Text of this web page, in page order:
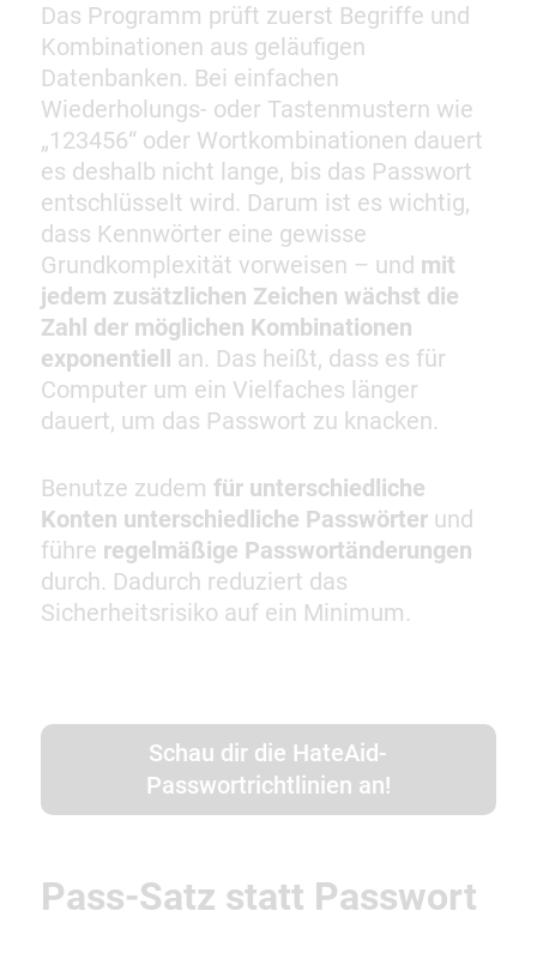
Das Programm prüft zuerst Begriffe und
Kombinationen aus geläufigen
Datenbanken. Bei einfachen
Wiederholungs- oder Tastenmustern wie
„123456“ oder Wortkombinationen dauert
es deshalb nicht lange, bis das Passwort
entschlüsselt wird. Darum ist es wichtig,
dass Kennwörter eine gewisse
Grundkomplexität vorweisen – und mit
jedem zusätzlichen Zeichen wächst die
Zahl der möglichen Kombinationen
exponentiell an. Das heißt, dass es für
Computer um ein Vielfaches länger
dauert, um das Passwort zu knacken.
Benutze zudem für unterschiedliche
Konten unterschiedliche Passwörterund
führe regelmäßige Passwortänderungen
durch. Dadurch reduziert das
Sicherheitsrisiko auf ein Minimum.
Schau dir die HateAid-
Passwortrichtlinien an!
Pass-Satz statt Passwort